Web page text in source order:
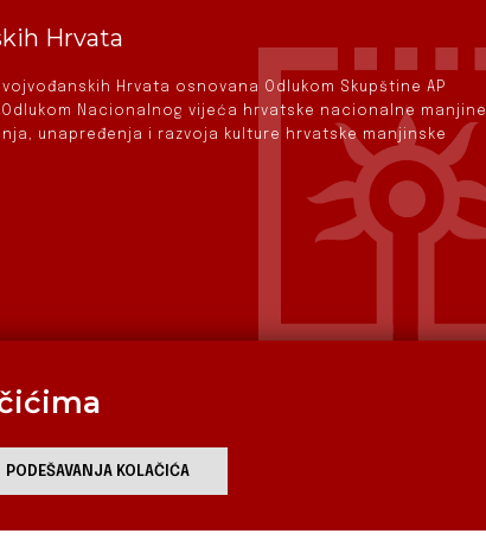
Hrvata
Hrvata osnovana Odlukom Skupštine AP
Nacionalnog vijeća hrvatske nacionalne manjine
unapređenja i razvoja kulture hrvatske manjinske
Zavod
PODEŠAVANJA KOLAČIĆA